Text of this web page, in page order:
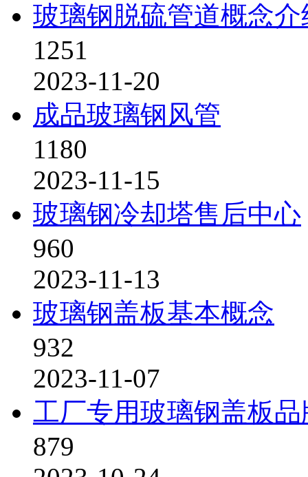
玻璃钢脱硫管道概念介
1251
2023-11-20
成品玻璃钢风管
1180
2023-11-15
玻璃钢冷却塔售后中心
960
2023-11-13
玻璃钢盖板基本概念
932
2023-11-07
工厂专用玻璃钢盖板品
879